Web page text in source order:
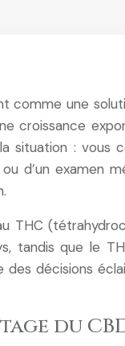
comme une
croissance
: vous
d’un examen
tandis que le
décisions
du